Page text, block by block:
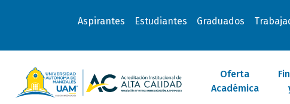
Aspirantes Estudiantes Graduados
Oferta
Académica